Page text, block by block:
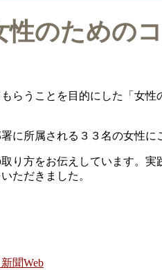
性のための
らうことを目的にした「女
に所属される３３名の女性に
り方をお伝えしています。
ただきました。
聞Web